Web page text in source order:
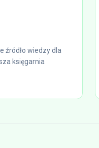
źródło wiedzy dla
księgarnia